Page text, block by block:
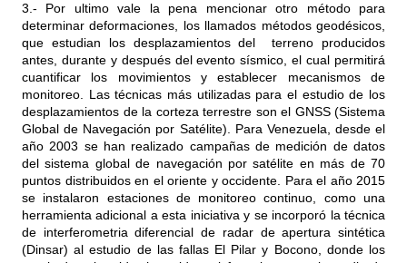
3.- Por ultimo vale la pena mencionar otro método para
determinar deformaciones, los llamados métodos geodésicos,
que estudian los desplazamientos del terreno producidos
antes, durante y después del evento sísmico, el cual permitirá
cuantificar los movimientos y establecer mecanismos de
monitoreo. Las técnicas más utilizadas para el estudio de los
desplazamientos de la corteza terrestre son el GNSS (Sistema
Global de Navegación por Satélite). Para Venezuela, desde el
año 2003 se han realizado campañas de medición de datos
del sistema global de navegación por satélite en más de 70
puntos distribuidos en el oriente y occidente. Para el año 2015
se instalaron estaciones de monitoreo continuo, como una
herramienta adicional a esta iniciativa y se incorporó la técnica
de interferometria diferencial de radar de apertura sintética
(Dinsar) al estudio de las fallas El Pilar y Bocono, donde los